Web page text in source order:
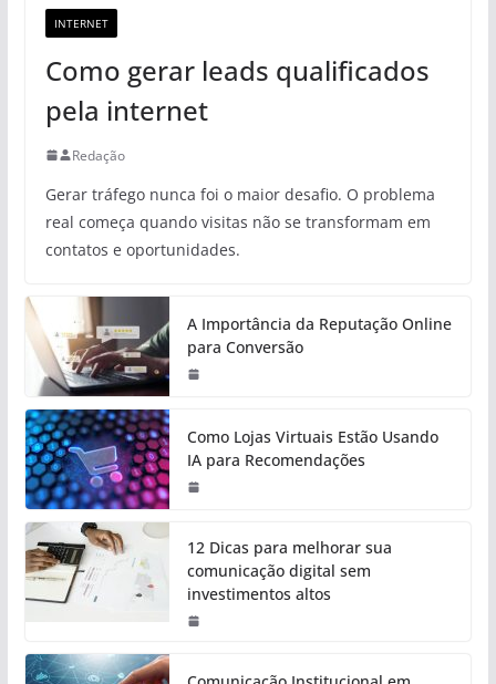
INTERNET
Como gerar leads qualificados
pela internet
Redação
Gerar tráfego nunca foi o maior desafio. O problema
real começa quando visitas não se transformam em
contatos e oportunidades.
A Importância da Reputação Online
para Conversão
Como Lojas Virtuais Estão Usando
IA para Recomendações
12 Dicas para melhorar sua
comunicação digital sem
investimentos altos